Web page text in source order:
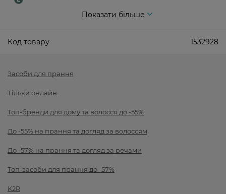
Показати більше
Код товару 1532928
Засоби для прання
Тільки онлайн
Топ-бренди для дому та волосся до -55%
До -55% на прання та догляд за волоссям
До -57% на прання та догляд за речами
Топ-засоби для прання до -57%
K2R